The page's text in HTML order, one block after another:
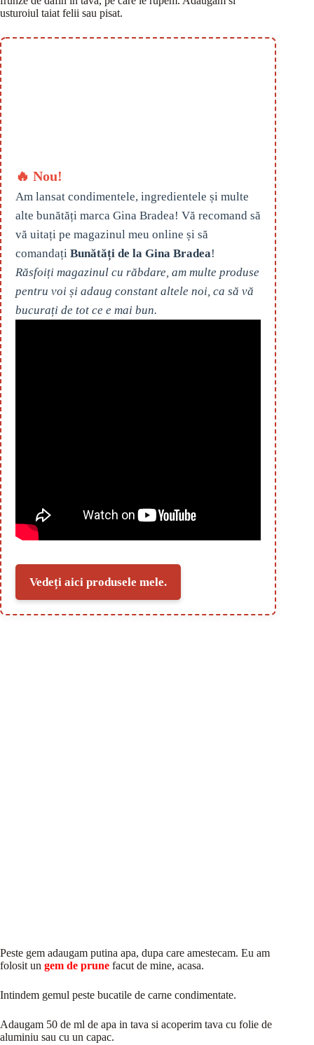
usturoiul taiat felii sau pisat.
🔥 Nou!
Am lansat condimentele, ingredientele și multe
alte bunătăți marca Gina Bradea! Vă recomand să
vă uitați pe magazinul meu online și să
comandați Bunătăți de la Gina Bradea!
Răsfoiți magazinul cu răbdare, am multe produse
pentru voi și adaug constant altele noi, ca să vă
bucurați de tot ce e mai bun.
Vedeți aici produsele mele.
Peste gem adaugam putina apa, dupa care amestecam. Eu am
folosit un gem de prune facut de mine, acasa.
Intindem gemul peste bucatile de carne condimentate.
Adaugam 50 de ml de apa in tava si acoperim tava cu folie de
aluminiu sau cu un capac.